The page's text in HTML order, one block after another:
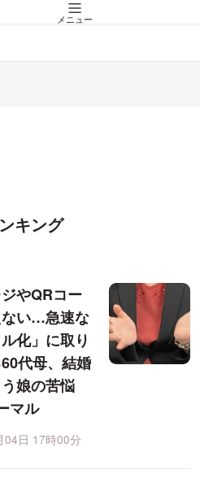
メニュー
キング
やQRコー
ない…急速な
ル化」に取り
代母、結婚
娘の苦悩
マル
04日 17時00分